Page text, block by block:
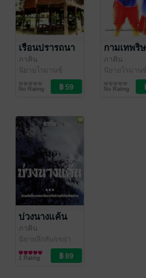
เรือนปรารถนา
ภาคิน
นิยายโรมานซ์
No Rating
กามเทพริ
ภาคิน
นิยายโรมานซ์
No Rating
บ่วงนางแค้น
ภาคิน
นิยายลึกลับ/เขย่า
ขวัญ
1 Rating